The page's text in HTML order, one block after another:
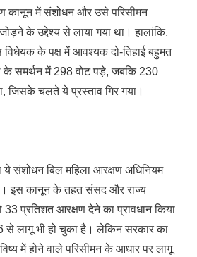
कानून में संशोधन और उसे परिसीमन
के उद्देश्य से लाया गया था। हालांकि,
के पक्ष में आवश्यक दो-तिहाई बहुमत
समर्थन में 298 वोट पड़े, जबकि 230
जिसके चलते ये प्रस्ताव गिर गया।
ये संशोधन बिल महिला आरक्षण अधिनियम
इस कानून के तहत संसद और राज्य
प्रतिशत आरक्षण देने का प्रावधान किया
से लागू भी हो चुका है। लेकिन सरकार का
में होने वाले परिसीमन के आधार पर लागू